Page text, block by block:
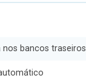
bancos traseiros